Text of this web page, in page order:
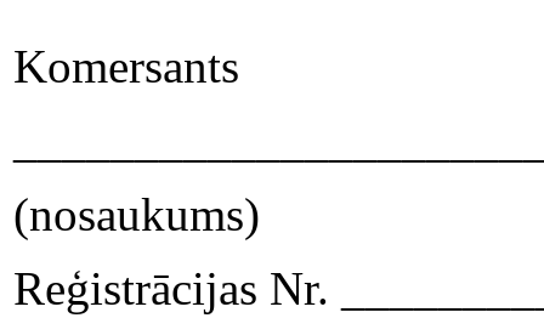
Komersants
(nosaukums)
Reģistrācijas Nr.